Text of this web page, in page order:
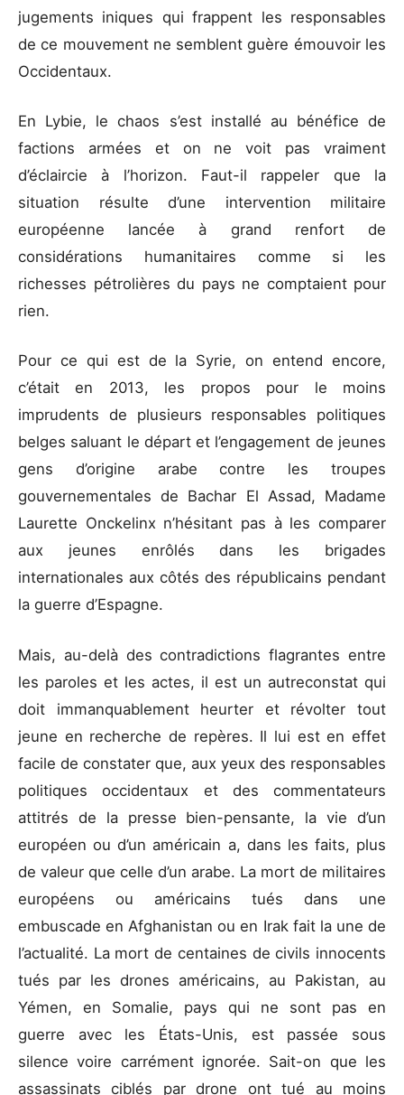
jugements iniques qui frappent les responsables
de ce mouvement ne semblent guère émouvoir les
Occidentaux.
En Lybie, le chaos s’est installé au bénéfice de
factions armées et on ne voit pas vraiment
d’éclaircie à l’horizon. Faut-il rappeler que la
situation résulte d’une intervention militaire
européenne lancée à grand renfort de
considérations humanitaires comme si les
richesses pétrolières du pays ne comptaient pour
rien.
Pour ce qui est de la Syrie, on entend encore,
c’était en 2013, les propos pour le moins
imprudents de plusieurs responsables politiques
belges saluant le départ et l’engagement de jeunes
gens d’origine arabe contre les troupes
gouvernementales de Bachar El Assad, Madame
Laurette Onckelinx n’hésitant pas à les comparer
aux jeunes enrôlés dans les brigades
internationales aux côtés des républicains pendant
la guerre d’Espagne.
Mais, au-delà des contradictions flagrantes entre
les paroles et les actes, il est un autreconstat qui
doit immanquablement heurter et révolter tout
jeune en recherche de repères. Il lui est en effet
facile de constater que, aux yeux des responsables
politiques occidentaux et des commentateurs
attitrés de la presse bien-pensante, la vie d’un
européen ou d’un américain a, dans les faits, plus
de valeur que celle d’un arabe. La mort de militaires
européens ou américains tués dans une
embuscade en Afghanistan ou en Irak fait la une de
l’actualité. La mort de centaines de civils innocents
tués par les drones américains, au Pakistan, au
Yémen, en Somalie, pays qui ne sont pas en
guerre avec les États-Unis, est passée sous
silence voire carrément ignorée. Sait-on que les
assassinats ciblés par drone ont tué au moins